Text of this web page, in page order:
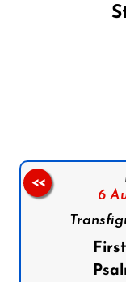
6
<<